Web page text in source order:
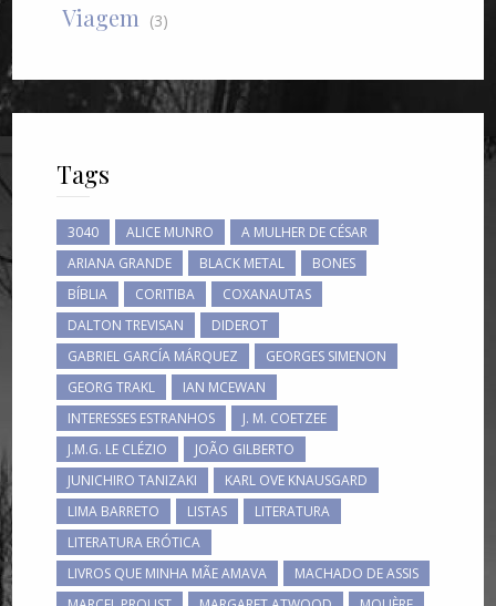
Viagem (3)
Tags
3040 ALICE MUNRO
A MULHER DE CÉSAR
ARIANA GRANDE
BLACK METAL
BONES
BÍBLIA
CORITIBA
COXANAUTAS
DALTON TREVISAN
DIDEROT
GABRIEL GARCÍA MÁRQUEZ
GEORGES SIMENON
GEORG TRAKL
IAN MCEWAN
INTERESSES ESTRANHOS
J. M. COETZEE
J.M.G. LE CLÉZIO
JOÃO GILBERTO
JUNICHIRO TANIZAKI
KARL OVE KNAUSGARD
LIMA BARRETO
LISTAS
LITERATURA
LITERATURA ERÓTICA
LIVROS QUE MINHA MÃE AMAVA
MACHADO DE ASSIS